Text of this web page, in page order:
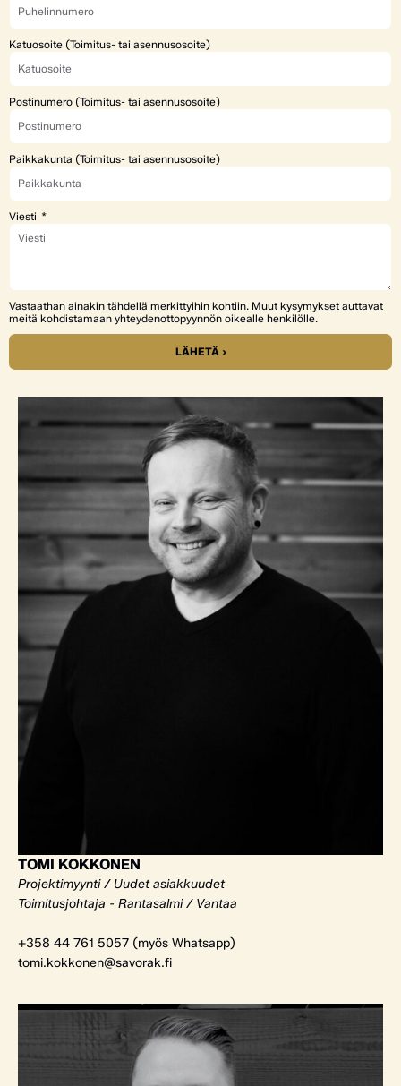
Katuosoite (Toimitus- tai asennusosoite)
Postinumero (Toimitus- tai asennusosoite)
Paikkakunta (Toimitus- tai asennusosoite)
Viesti
Vastaathan ainakin tähdellä merkittyihin kohtiin. Muut kysymykset auttavat
meitä kohdistamaan yhteydenottopyynnön oikealle henkilölle.
LÄHETÄ ›
TOMI KOKKONEN
Projektimyynti / Uudet asiakkuudet
Toimitusjohtaja - Rantasalmi / Vantaa
+358 44 761 5057 (myös Whatsapp)
tomi.kokkonen@savorak.fi